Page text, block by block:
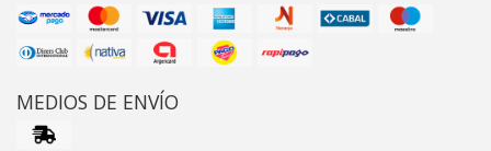
MEDIOS DE ENVÍO